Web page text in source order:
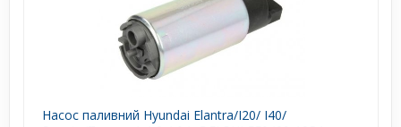
Насос паливний Hyundai Elantra/I20/ I40/